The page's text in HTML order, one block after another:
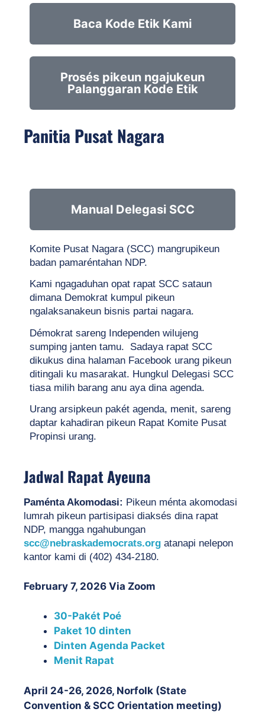
Baca Kode Etik Kami
Prosés pikeun ngajukeun
Palanggaran Kode Etik
Panitia Pusat Nagara
Manual Delegasi SCC
Komite Pusat Nagara (SCC) mangrupikeun
badan pamaréntahan NDP.
Kami ngagaduhan opat rapat SCC sataun
dimana Demokrat kumpul pikeun
ngalaksanakeun bisnis partai nagara.
Démokrat sareng Independen wilujeng
sumping janten tamu. Sadaya rapat SCC
dikukus dina halaman Facebook urang pikeun
ditingali ku masarakat. Hungkul Delegasi SCC
tiasa milih barang anu aya dina agenda.
Urang arsipkeun pakét agenda, menit, sareng
daptar kahadiran pikeun Rapat Komite Pusat
Propinsi urang.
Jadwal Rapat Ayeuna
Paménta Akomodasi: Pikeun ménta akomodasi
lumrah pikeun partisipasi diaksés dina rapat
scc@nebraskademocrats.org atanapi nelepon
kantor kami di (402) 434-2180.
February 7, 2026 Via Zoom
30-Pakét Poé
Paket 10 dinten
Dinten Agenda Packet
Menit Rapat
April 24-26, 2026, Norfolk (State
Convention & SCC Orientation meeting)